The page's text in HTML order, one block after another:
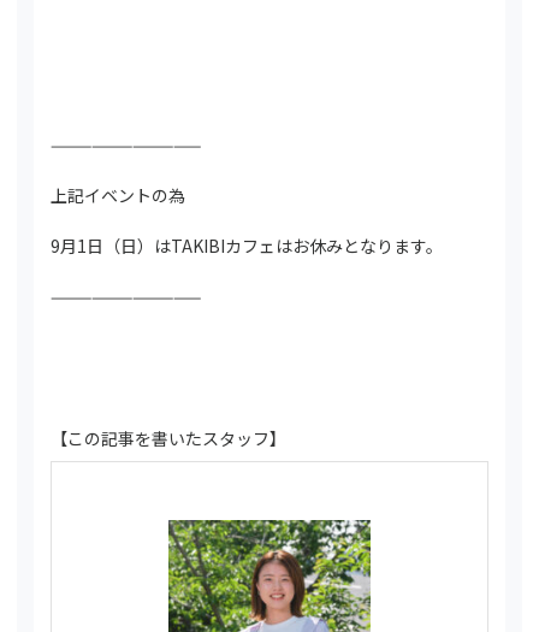
———————————
上記イベントの為
9月1日（日）はTAKIBIカフェはお休みとなります。
———————————
【この記事を書いたスタッフ】